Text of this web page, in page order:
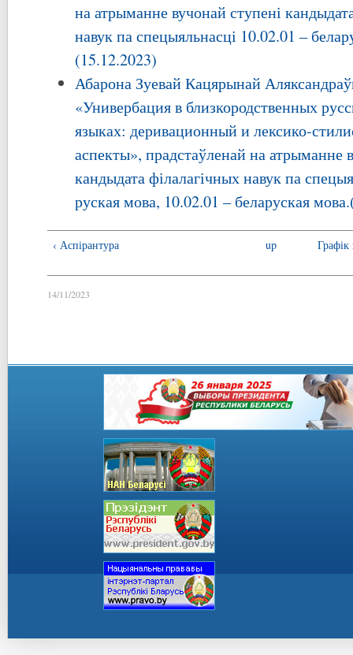
на атрыманне вучонай ступені
навук па спецыяльнасці 10.02.01 –
(15.12.2023)
Абарона Зуевай Кацярынай
«Универбация в близкородственных
языках: деривационный и лексико-
аспекты», прадстаўленай на атрыманне
кандыдата філалагічных навук па
руская мова, 10.02.01 – беларуская мова.
‹ Аспірантура up
14/11/2023